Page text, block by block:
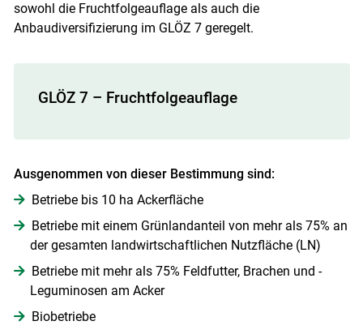
sowohl die Fruchtfolgeauflage als auch die
Anbaudiversifizierung im GLÖZ 7 geregelt.
GLÖZ 7 – Fruchtfolgeauflage
Ausgenommen von dieser Bestimmung sind:
Betriebe bis 10 ha Acker­fläche
Betriebe mit einem Grünlandanteil von mehr als 75% an
der gesamten landwirtschaftlichen Nutzfläche (LN)
Betriebe mit mehr als 75% Feldfutter, Brachen und ­
Leguminosen am Acker
Biobetriebe